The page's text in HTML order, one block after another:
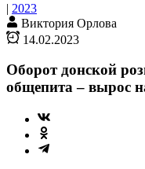
| 2023
Виктория Орлова
14.02.2023
Оборот донской
общепита – вырос